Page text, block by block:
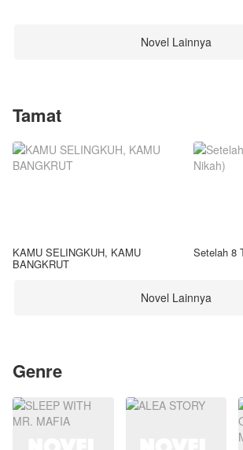
Novel Lainnya
Tamat
KAMU SELINGKUH, KAMU
BANGKRUT
Setelah 8
Novel Lainnya
Genre